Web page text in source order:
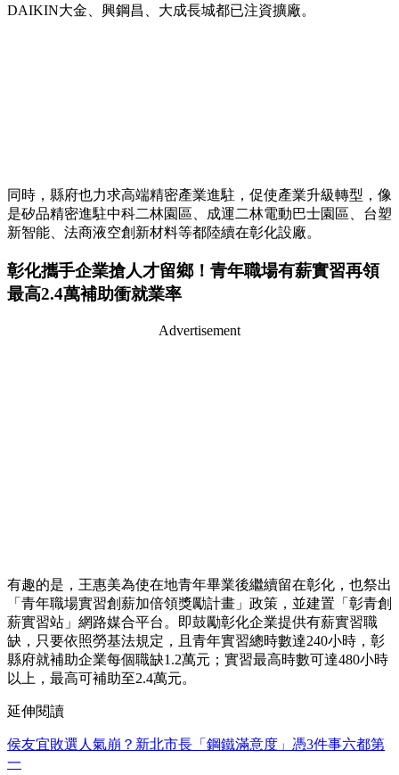
DAIKIN大金、興鋼昌、大成長城都已注資擴廠。
同時，縣府也力求高端精密產業進駐，促使產業升級轉型，像
是矽品精密進駐中科二林園區、成運二林電動巴士園區、台塑
新智能、法商液空創新材料等都陸續在彰化設廠。
彰化攜手企業搶人才留鄉！青年職場有薪實習再領
最高2.4萬補助衝就業率
Advertisement
有趣的是，王惠美為使在地青年畢業後繼續留在彰化，也祭出
「青年職場實習創薪加倍領獎勵計畫」政策，並建置「彰青創
薪實習站」網路媒合平台。即鼓勵彰化企業提供有薪實習職
缺，只要依照勞基法規定，且青年實習總時數達240小時，彰
縣府就補助企業每個職缺1.2萬元；實習最高時數可達480小時
以上，最高可補助至2.4萬元。
延伸閱讀
侯友宜敗選人氣崩？新北市長「鋼鐵滿意度」憑3件事六都第
一